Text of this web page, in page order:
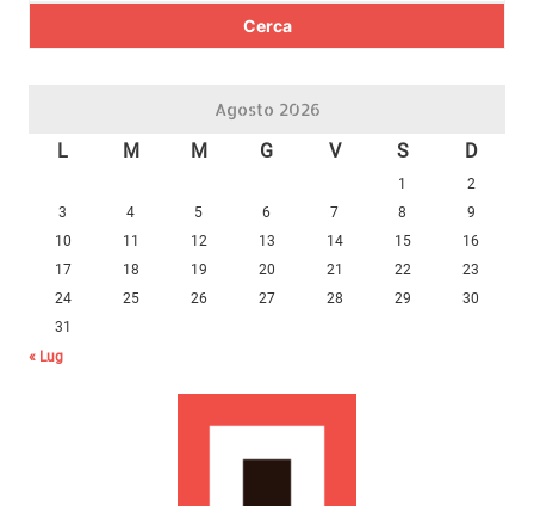
Agosto 2026
L M M G V S D
1
2
3
4 5 6 7 8
9
10
11 12 13 14 15
16
17
18 19 20 21 22
23
24
25 26 27 28 29
30
31
« Lug